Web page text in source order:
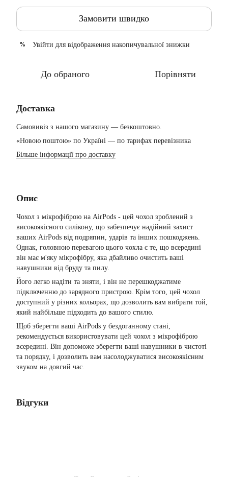
Замовити швидко
% Увійти для відображення накопичувальної знижки
До обраного Порівняти
Доставка
Самовивіз з нашого магазину — безкоштовно.
«Новою поштою» по Україні — по тарифах перевізника
Більше інформації про доставку
Опис
Чохол з мікрофіброю на AirPods - цей чохол зроблений з
високоякісного силікону, що забезпечує надійний захист
ваших AirPods від подряпин, ударів та інших пошкоджень.
Однак, головною перевагою цього чохла є те, що всередині
він має м'яку мікрофібру, яка дбайливо очистить ваші
навушники від бруду та пилу.
Його легко надіти та зняти, і він не перешкоджатиме
підключенню до зарядного пристрою. Крім того, цей чохол
доступний у різних кольорах, що дозволить вам вибрати той,
який найбільше підходить до вашого стилю.
Щоб зберегти ваші AirPods у бездоганному стані,
рекомендується використовувати цей чохол з мікрофіброю
всередині. Він допоможе зберегти ваші навушники в чистоті
та порядку, і дозволить вам насолоджуватися високоякісним
звуком на довгий час.
Відгуки